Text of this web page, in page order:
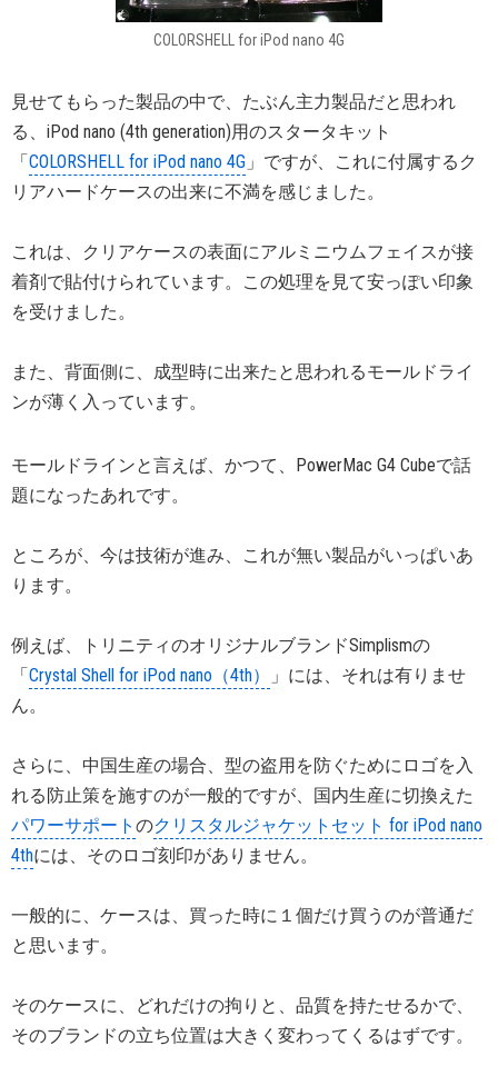
COLORSHELL for iPod nano 4G
見せてもらった製品の中で、たぶん主力製品だと思われ
る、iPod nano (4th generation)用のスタータキット
「COLORSHELL for iPod nano 4G 」ですが、これに付属するク
リアハードケースの出来に不満を感じました。
これは、クリアケースの表面にアルミニウムフェイスが接
着剤で貼付けられています。この処理を見て安っぽい印象
を受けました。
また、背面側に、成型時に出来たと思われるモールドライ
ンが薄く入っています。
モールドラインと言えば、かつて、PowerMac G4 Cubeで話
題になったあれです。
ところが、今は技術が進み、これが無い製品がいっぱいあ
ります。
例えば、トリニティのオリジナルブランドSimplismの
「Crystal Shell for iPod nano（4th）
」には、それは有りませ
ん。
さらに、中国生産の場合、型の盗用を防ぐためにロゴを入
れる防止策を施すのが一般的ですが、国内生産に切換えた
パワーサポート のクリスタルジャケットセット for iPod nano
4thには、そのロゴ刻印がありません。
一般的に、ケースは、買った時に１個だけ買うのが普通だ
と思います。
そのケースに、どれだけの拘りと、品質を持たせるかで、
そのブランドの立ち位置は大きく変わってくるはずです。